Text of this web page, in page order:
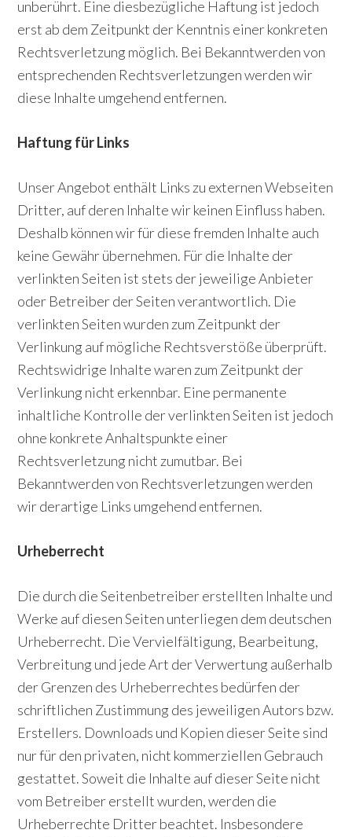
unberührt. Eine diesbezügliche Haftung ist jedoch
erst ab dem Zeitpunkt der Kenntnis einer konkreten
Rechtsverletzung möglich. Bei Bekanntwerden von
entsprechenden Rechtsverletzungen werden wir
diese Inhalte umgehend entfernen.
Haftung für Links
Unser Angebot enthält Links zu externen Webseiten
Dritter, auf deren Inhalte wir keinen Einfluss haben.
Deshalb können wir für diese fremden Inhalte auch
keine Gewähr übernehmen. Für die Inhalte der
verlinkten Seiten ist stets der jeweilige Anbieter
oder Betreiber der Seiten verantwortlich. Die
verlinkten Seiten wurden zum Zeitpunkt der
Verlinkung auf mögliche Rechtsverstöße überprüft.
Rechtswidrige Inhalte waren zum Zeitpunkt der
Verlinkung nicht erkennbar. Eine permanente
inhaltliche Kontrolle der verlinkten Seiten ist jedoch
ohne konkrete Anhaltspunkte einer
Rechtsverletzung nicht zumutbar. Bei
Bekanntwerden von Rechtsverletzungen werden
wir derartige Links umgehend entfernen.
Urheberrecht
Die durch die Seitenbetreiber erstellten Inhalte und
Werke auf diesen Seiten unterliegen dem deutschen
Urheberrecht. Die Vervielfältigung, Bearbeitung,
Verbreitung und jede Art der Verwertung außerhalb
der Grenzen des Urheberrechtes bedürfen der
schriftlichen Zustimmung des jeweiligen Autors bzw.
Erstellers. Downloads und Kopien dieser Seite sind
nur für den privaten, nicht kommerziellen Gebrauch
gestattet. Soweit die Inhalte auf dieser Seite nicht
vom Betreiber erstellt wurden, werden die
Urheberrechte Dritter beachtet. Insbesondere